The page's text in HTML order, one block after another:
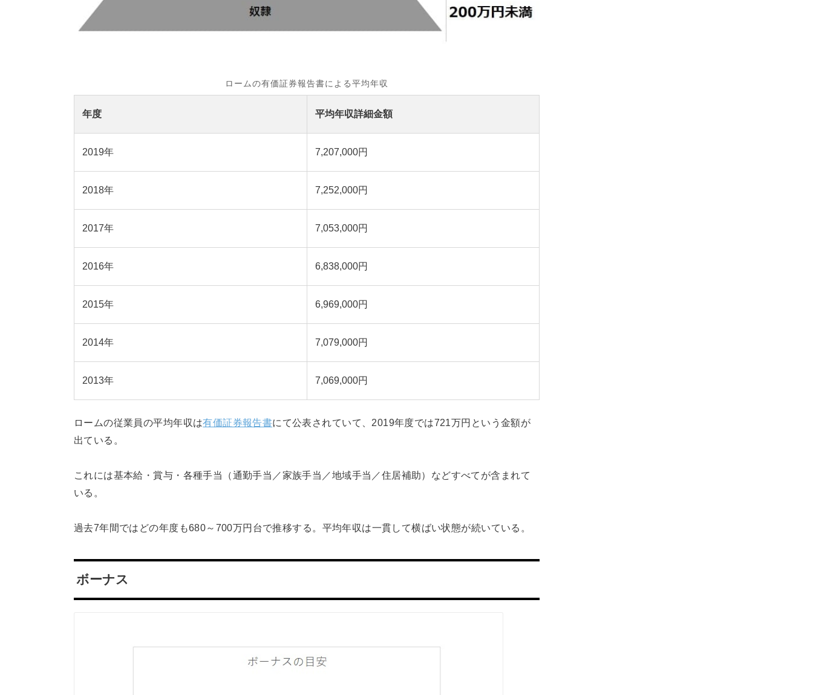
ロームの有価証券報告書による平均年収
年度 平均年収詳細金額
2019年 7,207,000円
2018年 7,252,000円
2017年 7,053,000円
2016年 6,838,000円
2015年 6,969,000円
2014年 7,079,000円
2013年 7,069,000円
ロームの従業員の平均年収は有価証券報告書にて公表されていて、2019年度では721万円という金額が
出ている。
これには基本給・賞与・各種手当（通勤手当／家族手当／地域手当／住居補助）などすべてが含まれて
いる。
過去7年間ではどの年度も680～700万円台で推移する。平均年収は一貫して横ばい状態が続いている。
ボーナス